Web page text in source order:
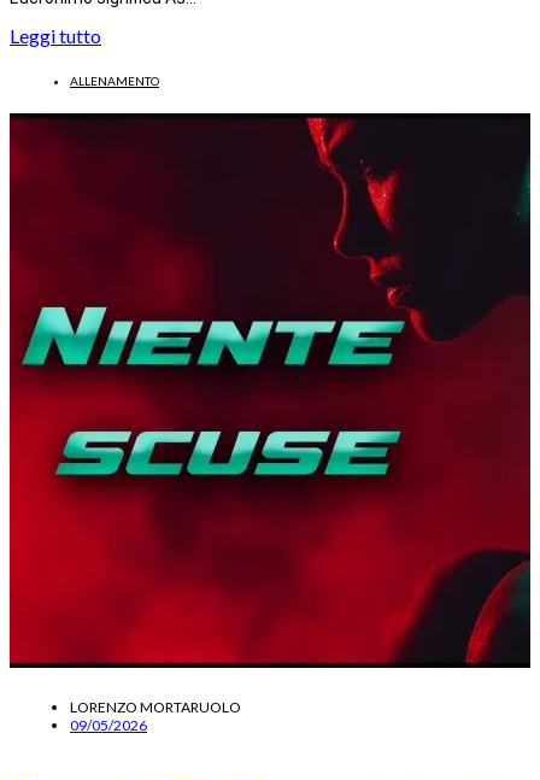
Leggi tutto
ALLENAMENTO
LORENZO MORTARUOLO
09/05/2026